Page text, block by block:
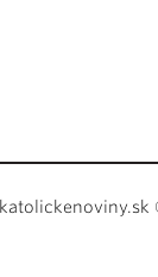
katolickenoviny.sk